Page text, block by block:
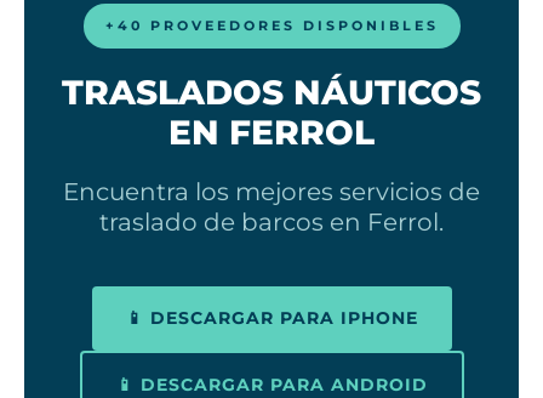
+40 PROVEEDORES DISPONIBLES
TRASLADOS NÁUTICOS
EN FERROL
Encuentra los mejores servicios de
traslado de barcos en Ferrol.
📱 DESCARGAR PARA IPHONE
📱 DESCARGAR PARA ANDROID